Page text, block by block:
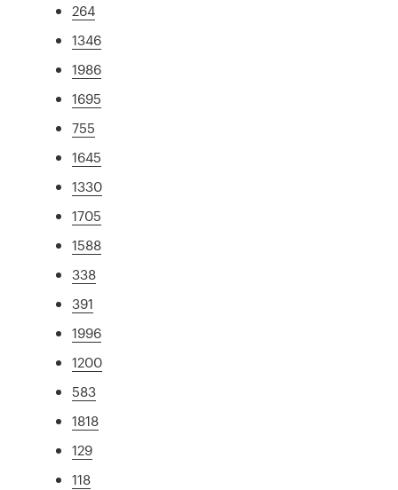
264
1346
1986
1695
755
1645
1330
1705
1588
338
391
1996
1200
583
1818
129
118